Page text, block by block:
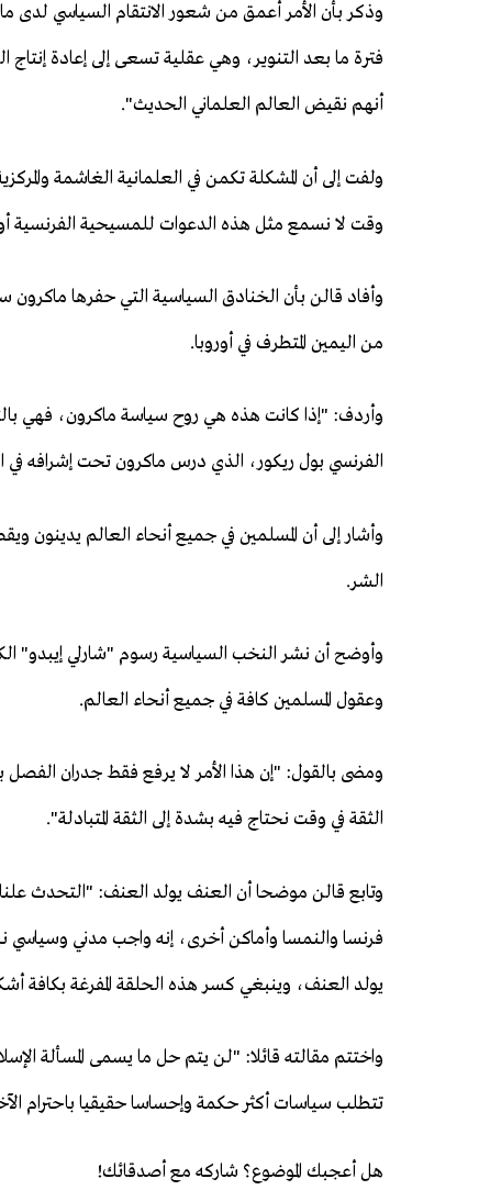
وذكر بأن الأمر أعمق من شعور الانتقام السياسي
فترة ما بعد التنوير، وهي عقلية تسعى إلى إعادة
أنهم نقيض العالم العلماني الحديث".
ولفت إلى أن المشكلة تكمن في العلمانية الغاشمة
وقت لا نسمع مثل هذه الدعوات للمسيحية الفرنسية أو
وأفاد قالن بأن الخنادق السياسية التي حفرها
من اليمين المتطرف في أوروبا.
وأردف: "إذا كانت هذه هي روح سياسة ماكرون، فهي
الفرنسي بول ريكور، الذي درس ماكرون تحت إشرافه في
وأشار إلى أن المسلمين في جميع أنحاء العالم يدينون
الشر.
وأوضح أن نشر النخب السياسية رسوم "شارلي إيبدو"
وعقول المسلمين كافة في جميع أنحاء العالم.
ومضى بالقول: "إن هذا الأمر لا يرفع فقط جدران الفصل
الثقة في وقت نحتاج فيه بشدة إلى الثقة المتبادلة".
وتابع قالن موضحا أن العنف يولد العنف: "التحدث
فرنسا والنمسا وأماكن أخرى، إنه واجب مدني وسياسي
يولد العنف، وينبغي كسر هذه الحلقة المفرغة بكافة
واختتم مقالته قائلا: "لن يتم حل ما يسمى المسألة
تتطلب سياسات أكثر حكمة وإحساسا حقيقيا باحترام
هل أعجبك الموضوع؟ شاركه مع أصدقائك!